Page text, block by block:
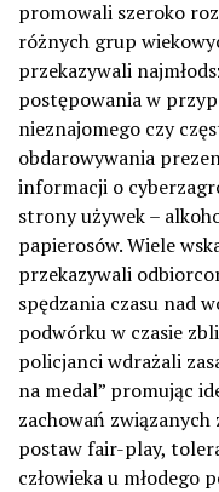
promowali szeroko
różnych grup
przekazywali
postępowania w
nieznajomego czy
obdarowywania
informacji o
strony używek –
papierosów. Wiele
przekazywali
spędzania czasu nad
podwórku w czasie
policjanci wdrażali
na medal” promując
zachowań
postaw fair-play,
człowieka u młodego